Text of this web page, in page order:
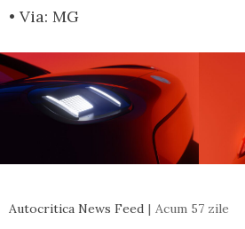
• Via: MG
Autocritica News Feed Acum 57 zile